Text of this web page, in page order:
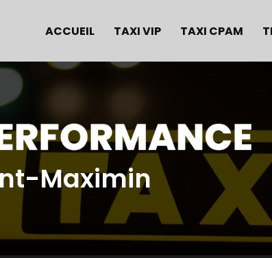
ACCUEIL
TAXI VIP TAXI CPAM
Maximin